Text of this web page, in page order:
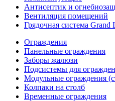
Антисептик и
Вентиляция помещений
Грядочная система
Ограждения
Панельные ограждения
Заборы жалюзи
Подсистемы для
Модульные ограждения
Колпаки на столб
Временные ограждения